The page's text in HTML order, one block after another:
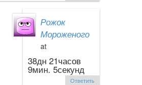
Рожок
Мороженого
at
38дн 21часов
9мин. 5секунд
Ответить